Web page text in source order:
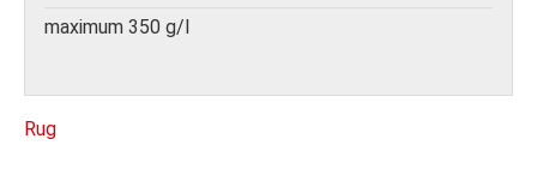
maximum 350 g/l
Rug